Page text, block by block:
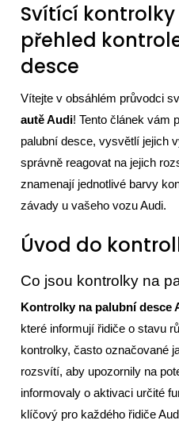
Svítící
přehled
desce
Vítejte v obsáhlém průvodci
autě Audi! Tento článek vám
palubní desce, vysvětlí jejich
správně reagovat na jejich
znamenají jednotlivé barvy
závady u vašeho vozu Audi.
Úvod do
Co jsou kontrolky na
Kontrolky na palubní desce
které informují řidiče o stavu
kontrolky, často označované
rozsvítí, aby upozornily na
informovaly o aktivaci určité
klíčový pro každého řidiče